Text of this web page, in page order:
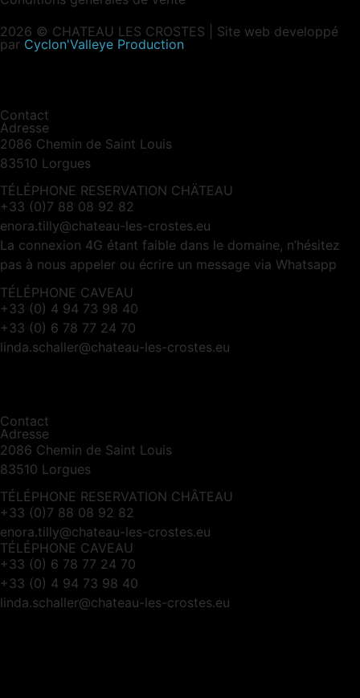
2026 © CHATEAU LES CROSTES | Site web developpé
par Cyclon'Valleye Production
Contact
Adresse
2086 Chemin de Saint Louis
83510 Lorgues
TÉLÉPHONE RESERVATION CHÄTEAU
+33 (0)7 88 08 92 82
enora.tilly@chateau-les-crostes.eu
La connexion 4G étant faible dans le domaine, n’hésitez
pas à nous appeler ou écrire un message via Whatsapp
TÉLÉPHONE CAVEAU
+33 (0) 4 94 73 98 40
+33 (0) 6 78 77 24 70
linda.schaller@chateau-les-crostes.eu
Contact
Adresse
2086 Chemin de Saint Louis
83510 Lorgues
TÉLÉPHONE RESERVATION CHÂTEAU
+33 (0)7 88 08 92 82
enora.tilly@chateau-les-crostes.eu
TÉLÉPHONE CAVEAU
+33 (0) 6 78 77 24 70
+33 (0) 4 94 73 98 40
linda.schaller@chateau-les-crostes.eu